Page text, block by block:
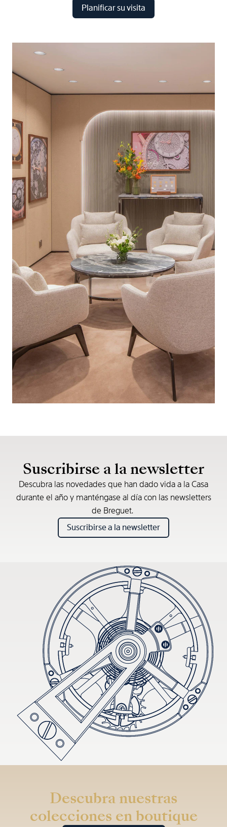
Planificar su visita
Suscribirse a la newsletter
Descubra las novedades que han dado vida a la Casa
durante el año y manténgase al día con las newsletters
de Breguet.
Suscribirse a la newsletter
Descubra nuestras
colecciones en boutique